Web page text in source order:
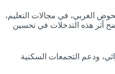
الغربي، في مجالات التعليم،
أثر هذه التدخلات في تحسين
ودعم التجمعات السكنية